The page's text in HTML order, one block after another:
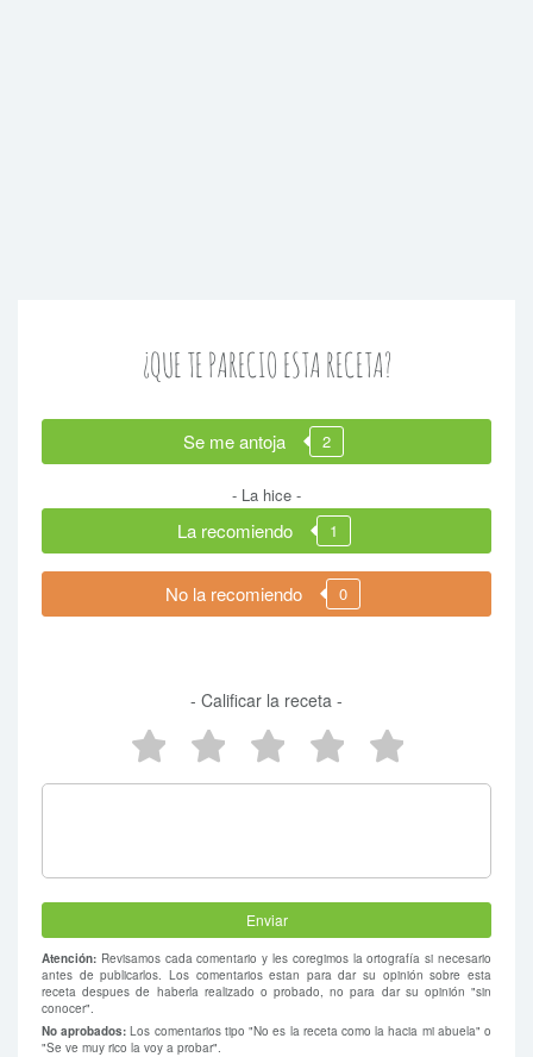
¿QUE TE PARECIO ESTA RECETA?
Se me antoja 2
- La hice -
La recomiendo 1
No la recomiendo 0
- Calificar la receta -
2 estrellas
3 estrellas
4 estrellas
5 estrellas
Atención: Revisamos cada comentario y les coregimos la ortografía si necesario
antes de publicarlos. Los comentarios estan para dar su opinión sobre esta
receta despues de haberla realizado o probado, no para dar su opinión "sin
conocer".
No aprobados:Los comentarios tipo "No es la receta como la hacia mi abuela" o
"Se ve muy rico la voy a probar".